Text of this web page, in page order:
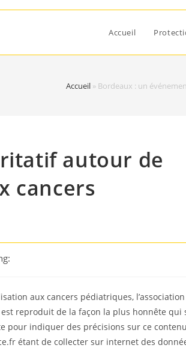
Accueil
Accueil » Bordeaux : un
autour de
cancers
aux cancers pédiatriques, l’association
reproduit de la façon la plus honnête qui
pour indiquer des précisions sur ce contenu
étant de collecter sur internet des